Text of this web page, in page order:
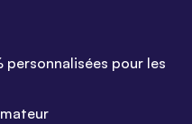
personnalisées pour les